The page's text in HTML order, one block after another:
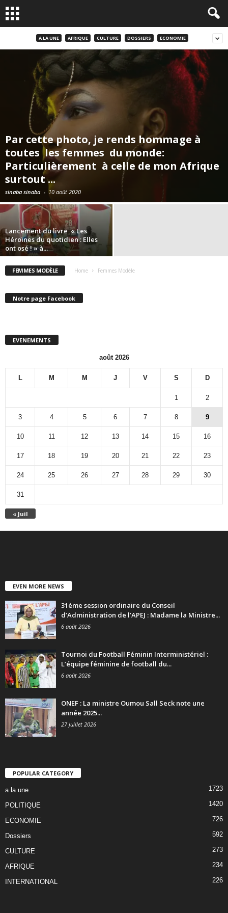
A LA UNE AFRIQUE CULTURE DOSSIERS ECONOMIE
Par cette photo, je rends hommage à
toutes les femmes du monde:
Particulièrement à celle de mon Afrique
surtout ...
sinaba sinaba - 10 août 2020
Lancement du livre « Les
Héroïnes du quotidien : Elles
ont osé ! » à...
FEMMES MODÈLE Home Femmes Modèle
Notre page Facebook
EVENEMENTS
août 2026
L M M J V S D
« Juil
1 2
3 4 5 6 7 8 9
10 11 12 13 14 15 16
17 18 19 20 21 22 23
24 25 26 27 28 29 30
31
EVEN MORE NEWS
31ème session ordinaire du Conseil
d’Administration de l’APEJ : Madame la Ministre...
6 août 2026
Tournoi du Football Féminin Interministériel :
L’équipe féminine de football du...
6 août 2026
ONEF : La ministre Oumou Sall Seck note une
année 2025...
27 juillet 2026
POPULAR CATEGORY
a la une 1723
POLITIQUE 1420
ECONOMIE 726
Dossiers 592
CULTURE 273
AFRIQUE 234
INTERNATIONAL 226